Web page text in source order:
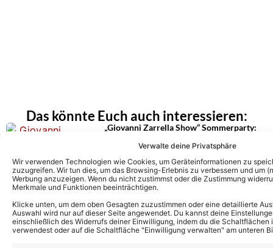
Verwalte deine Privatsphäre
Wir verwenden Technologien wie Cookies, um Geräteinformationen zu
zuzugreifen. Wir tun dies, um das Browsing-Erlebnis zu verbessern und um
Werbung anzuzeigen. Wenn du nicht zustimmst oder die Zustimmung
Merkmale und Funktionen beeinträchtigen.
Klicke unten, um dem oben Gesagten zuzustimmen oder eine detaillierte
Auswahl wird nur auf dieser Seite angewendet. Du kannst deine
einschließlich des Widerrufs deiner Einwilligung, indem du die
verwendest oder auf die Schaltfläche "Einwilligung verwalten" am unteren
Das könnte Euch auch interessieren:
„Giovanni Zarrella Show“ Sommerparty:
Diese TV-Premieren und Duette erwarten
Mark Medlock sagt Auftritt in „Giovanni